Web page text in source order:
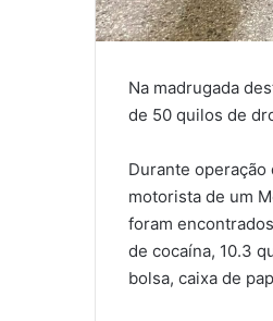
Na madrugada
de 50 quilos de
Durante
motorista de um
foram
de cocaína, 10.3
bolsa, caixa de